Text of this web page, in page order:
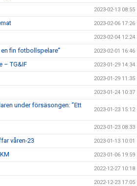
2023-02-13 08:55
2023-02-06 17:26
2023-02-04 12:24
fin fotbollspelare” 2023-02-01 16:46
– TG&IF 2023-01-29 14:34
2023-01-29 11:35
2023-01-24 10:37
under försäsongen: ”Ett
2023-01-23 15:12
2023-01-23 08:33
våren-23 2023-01-13 10:01
2023-01-06 19:59
2022-12-27 10:18
2022-12-23 17:05